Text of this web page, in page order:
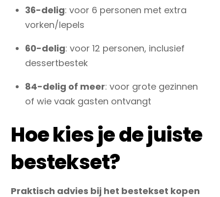
36-delig: voor 6 personen met extra
vorken/lepels
60-delig: voor 12 personen, inclusief
dessertbestek
84-delig of meer: voor grote gezinnen
of wie vaak gasten ontvangt
Hoe kies je de juiste
bestekset?
Praktisch advies bij het bestekset kopen